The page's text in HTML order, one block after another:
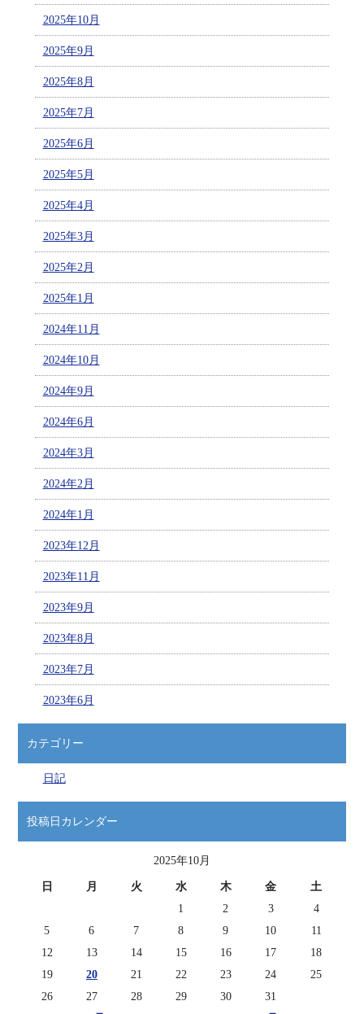
2025年10月
2025年9月
2025年8月
2025年7月
2025年6月
2025年5月
2025年4月
2025年3月
2025年2月
2025年1月
2024年11月
2024年10月
2024年9月
2024年6月
2024年3月
2024年2月
2024年1月
2023年12月
2023年11月
2023年9月
2023年8月
2023年7月
2023年6月
カテゴリー
日記
投稿日カレンダー
2025年10月
日 月 火 水 木 金 土
1 2 3
4
5
6 7 8 9 10
11
12
13 14 15 16 17
18
19
20 21 22 23 24
25
26
27 28 29 30 31